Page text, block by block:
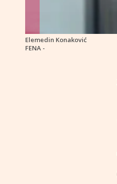
Elemedin Konaković
FENA -